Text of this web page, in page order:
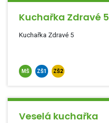
Kuchařka Zdravé 5
Kuchařka Zdravé 5
MŠ ZŠ1 ZŠ2
Veselá kuchařka